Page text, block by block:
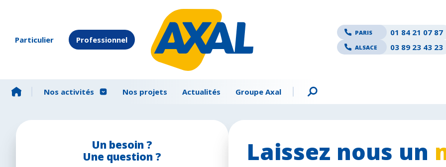
Nos activités Nos projets Actualités Groupe Axal
Particulier Professionnel
PARIS 01 84 21 07 87
ALSACE 03 89 23 43 23
Un besoin ?
Une question ?
Laissez nous un